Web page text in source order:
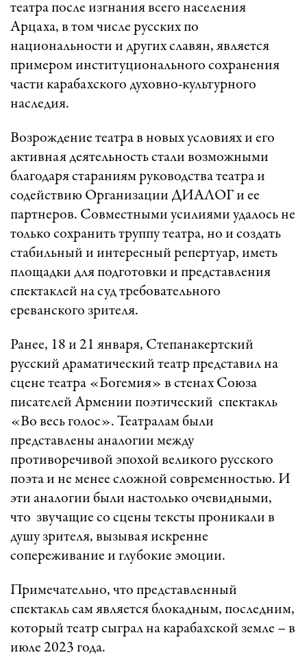
театра после изгнания всего населения
Арцаха, в том числе русских по
национальности и других славян, является
примером институционального сохранения
части карабахского духовно-культурного
наследия.
Возрождение театра в новых условиях и его
активная деятельность стали возможными
благодаря стараниям руководства театра и
содействию Организации ДИАЛОГ и ее
партнеров. Совместными усилиями удалось не
только сохранить труппу театра, но и создать
стабильный и интересный репертуар, иметь
площадки для подготовки и представления
спектаклей на суд требовательного
ереванского зрителя.
Ранее, 18 и 21 января, Степанакертский
русский драматический театр представил на
сцене театра «Богемия» в стенах Союза
писателей Армении поэтический спектакль
«Во весь голос». Театралам были
представлены аналогии между
противоречивой эпохой великого русского
поэта и не менее сложной современностью. И
эти аналогии были настолько очевидными,
что звучащие со сцены тексты проникали в
душу зрителя, вызывая искренне
сопереживание и глубокие эмоции.
Примечательно, что представленный
спектакль сам является блокадным, последним,
который театр сыграл на карабахской земле – в
июле 2023 года.